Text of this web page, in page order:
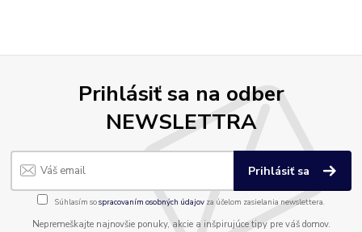
Prihlásiť sa na odber
NEWSLETTRA
Prihlásiť sa
Súhlasím sospracovaním osobných údajov za účelom zasielania newslettera.
Nepremeškajte najnovšie ponuky, akcie a inšpirujúce tipy pre váš domov.